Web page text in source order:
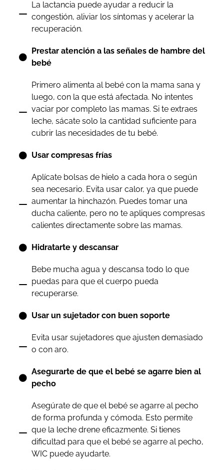
La lactancia puede ayudar a reducir la
congestión, aliviar los síntomas y acelerar la
recuperación.
Prestar atención a las señales de hambre del
bebé
Primero alimenta al bebé con la mama sana y
luego, con la que está afectada. No intentes
vaciar por completo las mamas. Si te extraes
leche, sácate solo la cantidad suficiente para
cubrir las necesidades de tu bebé.
Usar compresas frías
Aplícate bolsas de hielo a cada hora o según
sea necesario. Evita usar calor, ya que puede
aumentar la hinchazón. Puedes tomar una
ducha caliente, pero no te apliques compresas
calientes directamente sobre las mamas.
Hidratarte y descansar
Bebe mucha agua y descansa todo lo que
puedas para que el cuerpo pueda
recuperarse.
Usar un sujetador con buen soporte
Evita usar sujetadores que ajusten demasiado
o con aro.
Asegurarte de que el bebé se agarre bien al
pecho
Asegúrate de que el bebé se agarre al pecho
de forma profunda y cómoda. Esto permite
que la leche drene eficazmente. Si tienes
dificultad para que el bebé se agarre al pecho,
WIC puede ayudarte.